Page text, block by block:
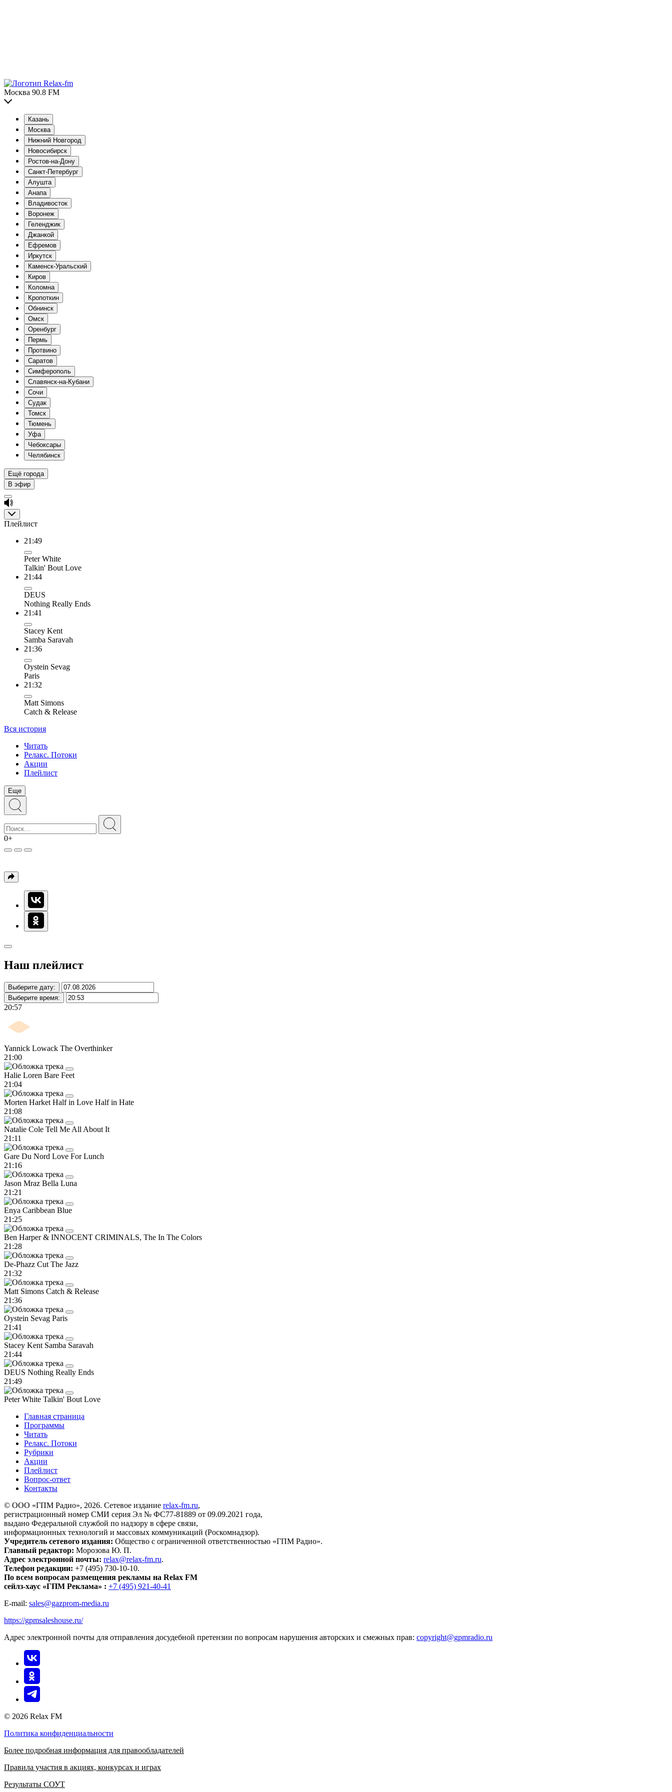
Москва 90.8 FM
Казань
Москва
Нижний Новгород
Новосибирск
Ростов-на-Дону
Санкт-Петербург
Алушта
Анапа
Владивосток
Воронеж
Геленджик
Джанкой
Ефремов
Иркутск
Каменск-Уральский
Киров
Коломна
Кропоткин
Обнинск
Омск
Оренбург
Пермь
Протвино
Саратов
Симферополь
Славянск-на-Кубани
Сочи
Судак
Томск
Тюмень
Уфа
Чебоксары
Челябинск
Ещё города
В эфир
Плейлист
21:49
Peter White
Talkin' Bout Love
21:44
DEUS
Nothing Really Ends
21:41
Stacey Kent
Samba Saravah
21:36
Oystein Sevag
Paris
21:32
Matt Simons
Catch & Release
Вся история
Читать
Релакс. Потоки
Акции
Плейлист
Еще
0+
Наш плейлист
Выберите дату:
Выберите время:
20:57
Yannick Lowack The Overthinker
21:00
Halie Loren Bare Feet
21:04
Morten Harket Half in Love Half in Hate
21:08
Natalie Cole Tell Me All About It
21:11
Gare Du Nord Love For Lunch
21:16
Jason Mraz Bella Luna
21:21
Enya Caribbean Blue
21:25
Ben Harper & INNOCENT CRIMINALS, The In The Colors
21:28
De-Phazz Cut The Jazz
21:32
Matt Simons Catch & Release
21:36
Oystein Sevag Paris
21:41
Stacey Kent Samba Saravah
21:44
DEUS Nothing Really Ends
21:49
Peter White Talkin' Bout Love
Главная страница
Программы
Читать
Релакс. Потоки
Рубрики
Акции
Плейлист
Вопрос-ответ
Контакты
© ООО «ГПМ Радио», 2026. Сетевое издание relax-fm.ru,
регистрационный номер СМИ серия Эл № ФС77-81889 от 09.09.2021 года,
выдано Федеральной службой по надзору в сфере связи,
информационных технологий и массовых коммуникаций (Роскомнадзор).
Учредитель сетевого издания: Общество с ограниченной ответственностью «ГПМ Радио».
Главный редактор: Морозова Ю. П.
Адрес электронной почты: relax@relax-fm.ru.
Телефон редакции: +7 (495) 730-10-10.
По всем вопросам размещения рекламы на Relax FM
сейлз-хаус «ГПМ Реклама» : +7 (495) 921-40-41
E-mail: sales@gazprom-media.ru
https://gpmsaleshouse.ru/
Адрес электронной почты для отправления досудебной претензии по вопросам нарушения авторских и смежных прав: copyright@gpmradio.ru
© 2026 Relax FM
Политика конфиденциальности
Более подробная информация для правообладателей
Правила участия в акциях, конкурсах и играх
Результаты СОУТ